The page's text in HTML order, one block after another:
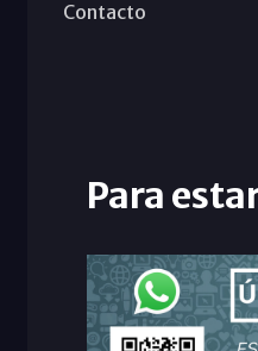
Contacto
Para